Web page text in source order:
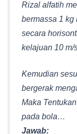
Rizal alfatih
bermassa 1 kg
secara
kelajuan 10 m/
Kemudian
bergerak
Maka
pada bola…
Jawab: